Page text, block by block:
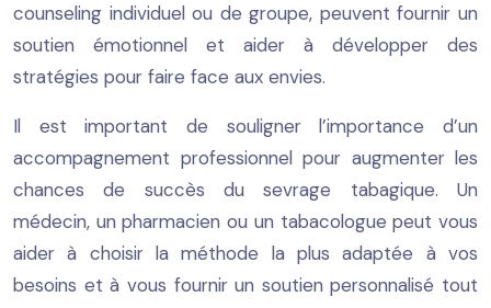
counseling individuel ou de groupe, peuvent fournir un
soutien émotionnel et aider à développer des
stratégies pour faire face aux envies.
Il est important de souligner l’importance d’un
accompagnement professionnel pour augmenter les
chances de succès du sevrage tabagique. Un
médecin, un pharmacien ou un tabacologue peut vous
aider à choisir la méthode la plus adaptée à vos
besoins et à vous fournir un soutien personnalisé tout